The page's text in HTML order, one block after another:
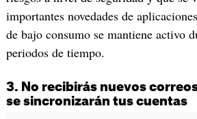
importantes novedades de
de bajo consumo se mantiene activo
periodos de tiempo.
3. No recibirás nuevos
se sincronizarán tus cuentas